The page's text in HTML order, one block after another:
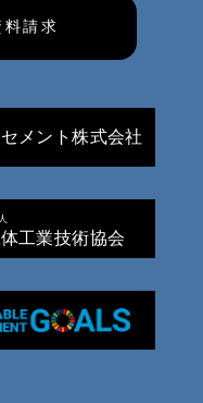
請求
メント株式会社
工業技術協会